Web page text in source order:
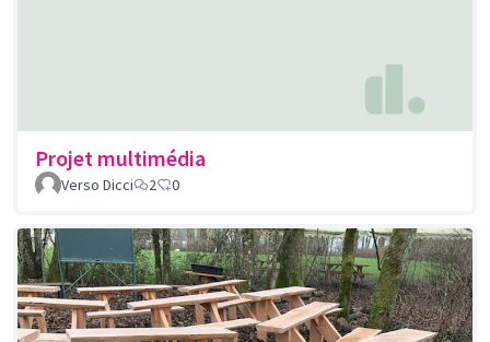
Projet multimédia
Verso Dicci 2 0